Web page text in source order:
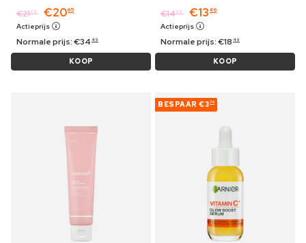
€2129 €2065
Actieprijs
Normale prijs:€34 49
KOOP
€1429 €13 86
Actieprijs
Normale prijs:€18 49
KOOP
BESPAAR €370